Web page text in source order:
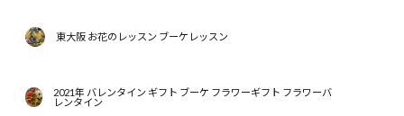
東大阪 お花のレッスン ブーケレッスン
2021年 バレンタイン ギフト ブーケ フラワーギフト フラワーバ
レンタイン